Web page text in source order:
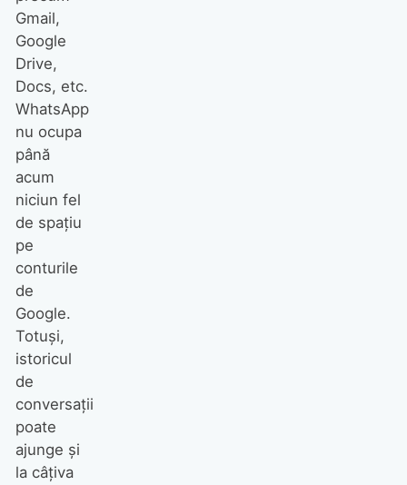
Gmail,
Google
Drive,
Docs, etc.
WhatsApp
nu ocupa
până
acum
niciun fel
de spațiu
pe
conturile
de
Google.
Totuși,
istoricul
de
conversații
poate
ajunge și
la câțiva